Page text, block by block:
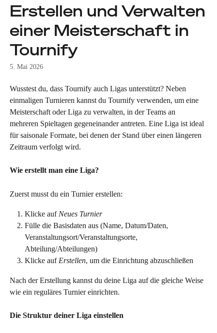
Erstellen und Verwalten
einer Meisterschaft in
Tournify
5. Mai 2026
Wusstest du, dass Tournify auch Ligas unterstützt? Neben
einmaligen Turnieren kannst du Tournify verwenden, um eine
Meisterschaft oder Liga zu verwalten, in der Teams an
mehreren Spieltagen gegeneinander antreten. Eine Liga ist ideal
für saisonale Formate, bei denen der Stand über einen längeren
Zeitraum verfolgt wird.
Wie erstellt man eine Liga?
Zuerst musst du ein Turnier erstellen:
Klicke auf Neues Turnier
Fülle die Basisdaten aus (Name, Datum/Daten,
Veranstaltungsort/Veranstaltungsorte,
Abteilung/Abteilungen)
Klicke auf Erstellen, um die Einrichtung abzuschließen
Nach der Erstellung kannst du deine Liga auf die gleiche Weise
wie ein reguläres Turnier einrichten.
Die Struktur deiner Liga einstellen